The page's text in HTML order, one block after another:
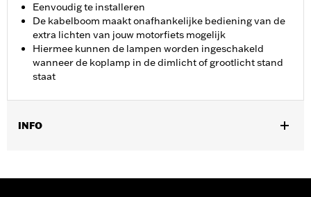
Eenvoudig te installeren
De kabelboom maakt onafhankelijke bediening van de
extra lichten van jouw motorfiets mogelijk
Hiermee kunnen de lampen worden ingeschakeld
wanneer de koplamp in de dimlicht of grootlicht stand
staat
INFO